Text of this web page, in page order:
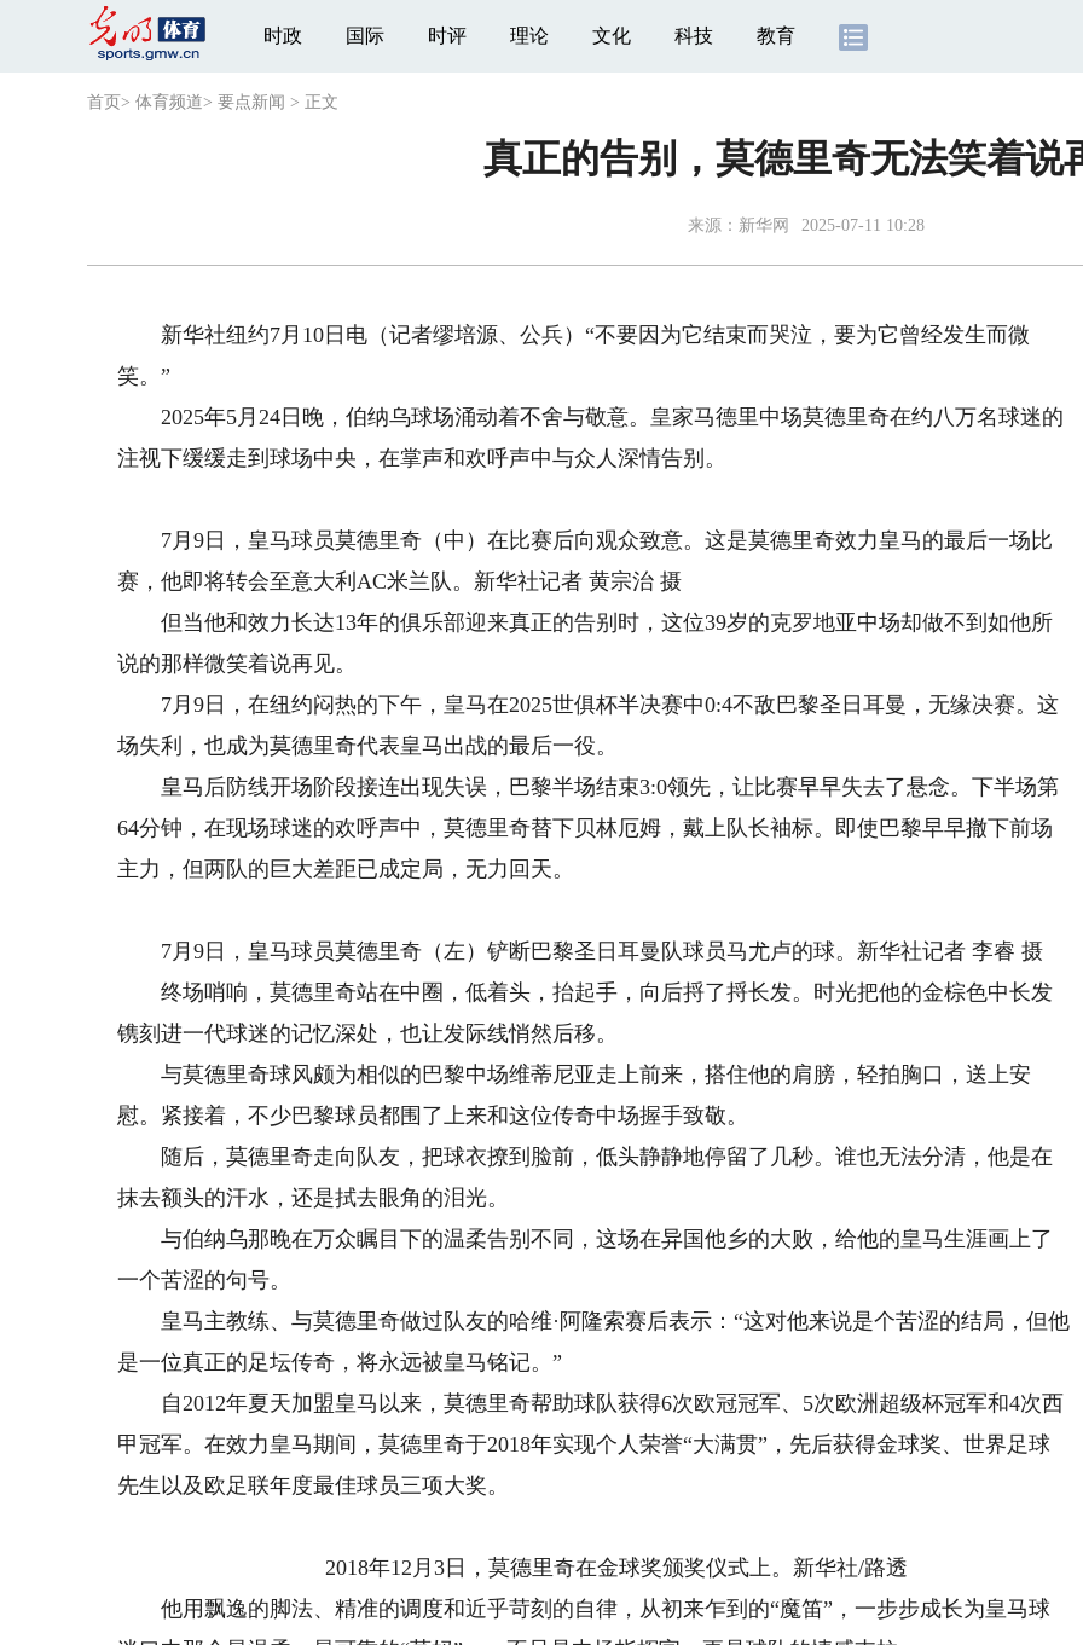
时政 国际 时评 理论 文化 科技 教育
首页 > 体育频道> 要点新闻 > 正文
真正的告别，莫德里奇无法笑着说
来源： 新华网 2025-07-11 10:28
新华社纽约7月10日电（记者缪培源、公兵）“不要因为它结束而哭泣，要为它曾经发生而微
笑。”
2025年5月24日晚，伯纳乌球场涌动着不舍与敬意。皇家马德里中场莫德里奇在约八万名球迷的
注视下缓缓走到球场中央，在掌声和欢呼声中与众人深情告别。
7月9日，皇马球员莫德里奇（中）在比赛后向观众致意。这是莫德里奇效力皇马的最后一场比
赛，他即将转会至意大利AC米兰队。新华社记者 黄宗治 摄
但当他和效力长达13年的俱乐部迎来真正的告别时，这位39岁的克罗地亚中场却做不到如他所
说的那样微笑着说再见。
7月9日，在纽约闷热的下午，皇马在2025世俱杯半决赛中0:4不敌巴黎圣日耳曼，无缘决赛。这
场失利，也成为莫德里奇代表皇马出战的最后一役。
皇马后防线开场阶段接连出现失误，巴黎半场结束3:0领先，让比赛早早失去了悬念。下半场第
64分钟，在现场球迷的欢呼声中，莫德里奇替下贝林厄姆，戴上队长袖标。即使巴黎早早撤下前场
主力，但两队的巨大差距已成定局，无力回天。
7月9日，皇马球员莫德里奇（左）铲断巴黎圣日耳曼队球员马尤卢的球。新华社记者 李睿 摄
终场哨响，莫德里奇站在中圈，低着头，抬起手，向后捋了捋长发。时光把他的金棕色中长发
镌刻进一代球迷的记忆深处，也让发际线悄然后移。
与莫德里奇球风颇为相似的巴黎中场维蒂尼亚走上前来，搭住他的肩膀，轻拍胸口，送上安
慰。紧接着，不少巴黎球员都围了上来和这位传奇中场握手致敬。
随后，莫德里奇走向队友，把球衣撩到脸前，低头静静地停留了几秒。谁也无法分清，他是在
抹去额头的汗水，还是拭去眼角的泪光。
与伯纳乌那晚在万众瞩目下的温柔告别不同，这场在异国他乡的大败，给他的皇马生涯画上了
一个苦涩的句号。
皇马主教练、与莫德里奇做过队友的哈维·阿隆索赛后表示：“这对他来说是个苦涩的结局，但他
是一位真正的足坛传奇，将永远被皇马铭记。”
自2012年夏天加盟皇马以来，莫德里奇帮助球队获得6次欧冠冠军、5次欧洲超级杯冠军和4次西
甲冠军。在效力皇马期间，莫德里奇于2018年实现个人荣誉“大满贯”，先后获得金球奖、世界足球
先生以及欧足联年度最佳球员三项大奖。
2018年12月3日，莫德里奇在金球奖颁奖仪式上。新华社/路透
他用飘逸的脚法、精准的调度和近乎苛刻的自律，从初来乍到的“魔笛”，一步步成长为皇马球